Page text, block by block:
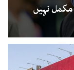
مکمل نہیں